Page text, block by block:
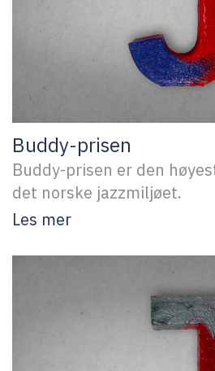
Buddy-prisen
Buddy-prisen er den
det norske jazzmiljøet.
Les mer